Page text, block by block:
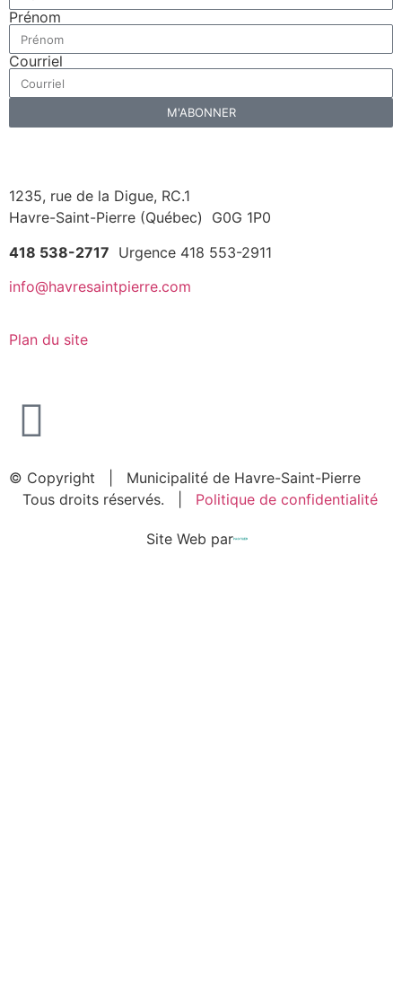
Prénom
Courriel
M'ABONNER
1235, rue de la Digue, RC.1
Havre-Saint-Pierre (Québec) G0G 1P0
418 538-2717 Urgence 418 553-2911
info@havresaintpierre.com
Plan du site
© Copyright
| Municipalité de Havre-Saint-Pierre
Tous droits réservés. | Politique de confidentialité
Site Web par